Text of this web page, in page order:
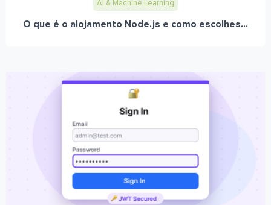
AI & Machine Learning
O que é o alojamento Node.js e como escolhes...